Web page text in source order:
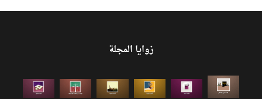
زوايا المجلة